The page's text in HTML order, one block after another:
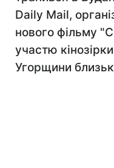
Daily Mail,
нового фільму
участю
Угорщини